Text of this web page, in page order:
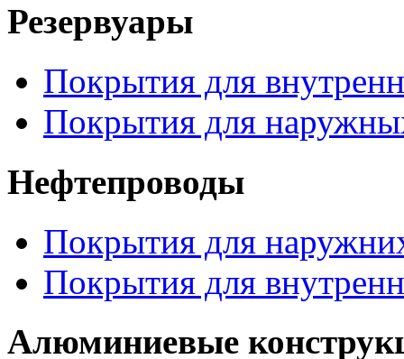
Резервуары
Покрытия для
Покрытия для
Нефтепроводы
Покрытия для
Покрытия для
Алюминиевые